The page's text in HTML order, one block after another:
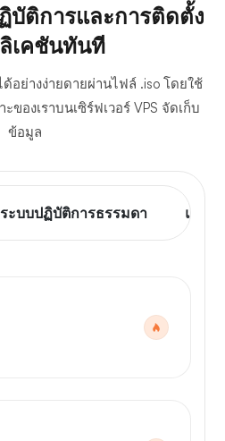
บัติการและการติดตั้ง
เคชันทันที
อย่างง่ายดายผ่านไฟล์ .iso โดยใช้
ของเราบนเซิร์ฟเวอร์ VPS จัดเก็บ
ข้อมูล
ระบบปฏิบัติการธรรมดา แผงค